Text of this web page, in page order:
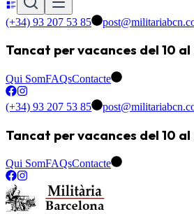
(+34) 93 207 53 85
Tancat per vacances del 10
Qui SomFAQsContacte
(+34) 93 207 53 85
Tancat per vacances del 10
Qui SomFAQsContacte